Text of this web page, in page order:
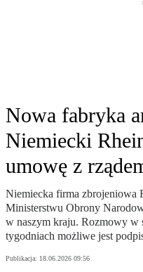
Nowa fabryka
Niemiecki
umowę z
Niemiecka firma zbrojeniowa
Ministerstwu Obrony
w naszym kraju. Rozmowy w
tygodniach możliwe jest
Publikacja: 18.06.2026 09:56